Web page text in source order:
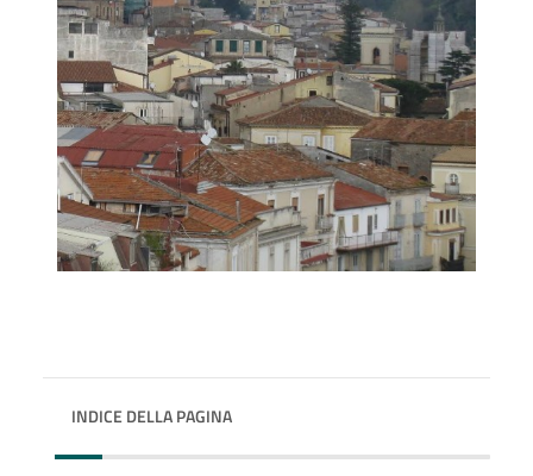
INDICE DELLA PAGINA